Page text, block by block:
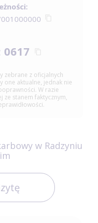
zebrane z oficjalnych
one aktualne, jednak nie
W razie
ze stanem faktycznym,
w Radzyniu